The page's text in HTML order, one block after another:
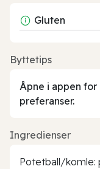
Gluten
Byttetips
Åpne i appen
preferanser.
Ingredienser
Potetball/komle: